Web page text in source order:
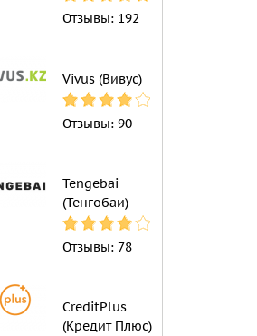
Отзывы: 192
Vivus (Вивус)
Отзывы: 90
Tengebai
(Тенгобаи)
Отзывы: 78
CreditPlus
(Кредит Плюс)